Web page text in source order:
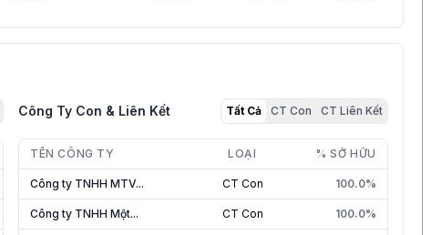
Công Ty Con & Liên Kết Tất Cả CT Con CT Liên Kết
TÊN CÔNG TY LOẠI % SỞ HỮU
Công ty TNHH MTV... CT Con 100.0%
Công ty TNHH Một... CT Con 100.0%